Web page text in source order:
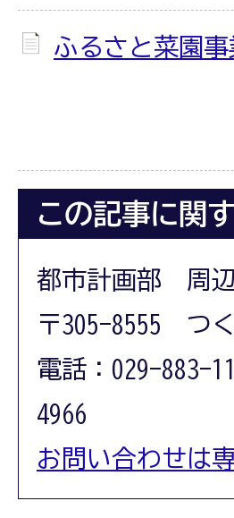
ふるさと菜園事
この記事に関
都市計画部 周
〒305-8555 つ
電話：029-883-
4966
お問い合わせは